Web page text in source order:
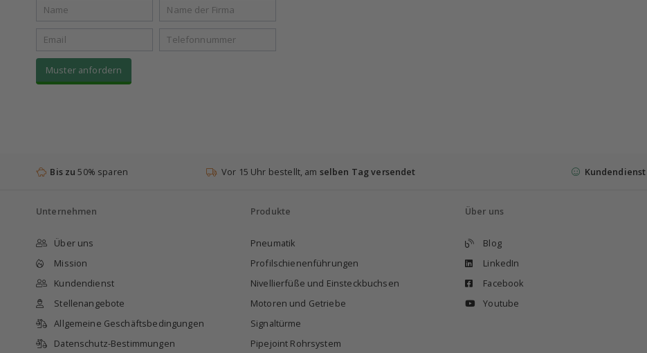
Muster anfordern
Bis zu 50% sparen Vor 15 Uhr bestellt, am selben Tag versendet Kundendienst
Unternehmen
Über uns
Mission
Kundendienst
Stellenangebote
Allgemeine Geschäftsbedingungen
Datenschutz-Bestimmungen
Produkte
Pneumatik
Profilschienenführungen
Nivellierfüße und Einsteckbuchsen
Motoren und Getriebe
Signaltürme
Pipejoint Rohrsystem
Über uns
Blog
LinkedIn
Facebook
Youtube